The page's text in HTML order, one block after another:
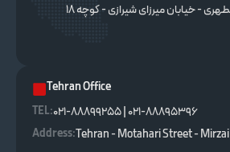
تهران - خیابان مطهری - خیابان میرزای شیرازی - کوچه ۱۸
Tehran Office
TEL :
021-88895396 | 021-88899255
Address:Tehran - Motahari Street -